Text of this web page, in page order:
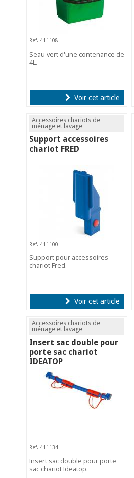
Ref. 411108
Seau vert d'une contenance de
4L.
Voir cet article
Accessoires chariots de
ménage et lavage
Support accessoires
chariot FRED
Ref. 411100
Support pour accessoires
chariot Fred.
Voir cet article
Accessoires chariots de
ménage et lavage
Insert sac double pour
porte sac chariot
IDEATOP
Ref. 411134
Insert sac double pour porte
sac chariot Ideatop.